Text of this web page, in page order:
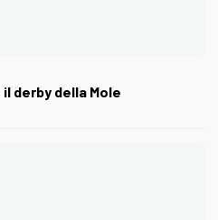
derby della Mole